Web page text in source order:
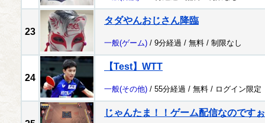
23
タダやんおじさん降臨
一般(ゲーム) / 9分経過 / 無料 / 制限なし
24
【Test】WTT
一般(その他) / 55分経過 / 無料 / ログイン限定
じゃんたま！！ゲーム配信なのです